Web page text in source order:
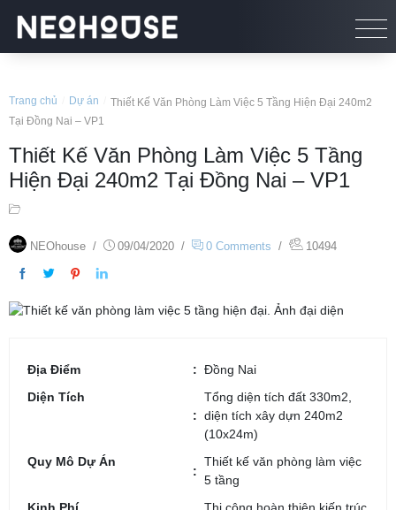
Trang chủ Dự án
Thiết Kế Văn Phòng Làm Việc 5 Tầng Hiện Đại 240m2
Tại Đồng Nai – VP1
Thiết Kế Văn Phòng Làm Việc 5 Tầng
Hiện Đại 240m2 Tại Đồng Nai – VP1
NEOhouse / 09/04/2020 / 0 Comments / 10494
Địa Điểm
Đồng Nai
Diện Tích
Tổng diện tích đất 330m2,
diện tích xây dựn 240m2
(10x24m)
Quy Mô Dự Án
Thiết kế văn phòng làm việc
5 tầng
Kinh Phí
Thi công hoàn thiện kiến trúc